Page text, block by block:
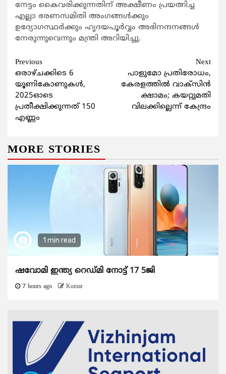
നേട്ടം കൈവരിക്കുന്നതിന് അക്ഷീണം പ്രയത്നിച്ച
എല്ലാ ഭരണസമിതി അംഗങ്ങള്‍ക്കും
ഉദ്യോഗസ്ഥര്‍ക്കും ഹൃദയപൂര്‍വ്വം അഭിനന്ദനങ്ങള്‍
നേരുന്നുവെന്നും മന്ത്രി അറിയിച്ചു.
Continue
Reading
Previous
ഒരാഴ്ചക്കിടെ 6
യൂണികോണുകള്‍,
2025ഓടെ
പ്രതീക്ഷിക്കുന്നത് 150
എണ്ണം
Next
പാളുമോ പ്രതിരോധം,
കേരളത്തില്‍ വാക്സിന്‍
ക്ഷാമം; കയറ്റുമതി
വിലക്കില്ലെന്ന് കേന്ദ്രം
MORE STORIES
1 min read
ഷവോമി ഇന്ത്യ റെഡ്മി നോട്ട് 17 5ജി
7 hours ago Kumar